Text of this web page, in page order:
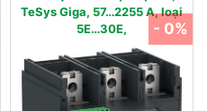
TeSys Giga, 57…2255 A, loại
5E…30E,
- 0%